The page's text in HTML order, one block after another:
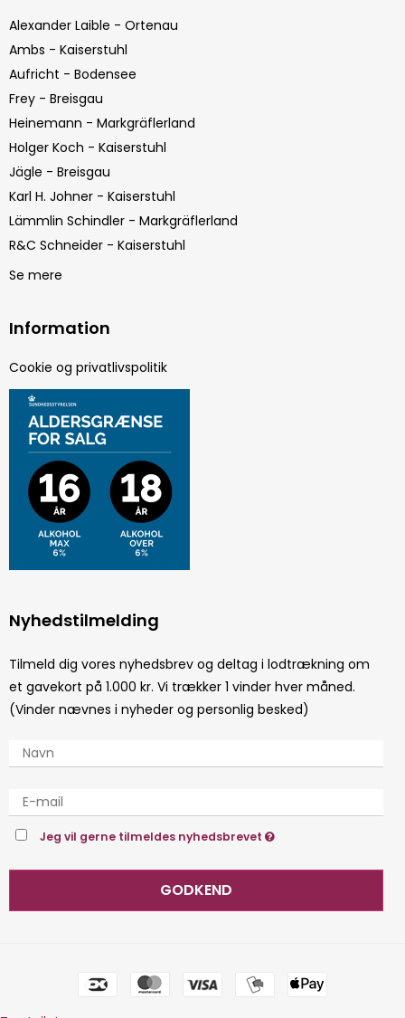
Alexander Laible - Ortenau
Ambs - Kaiserstuhl
Aufricht - Bodensee
Frey - Breisgau
Heinemann - Markgräflerland
Holger Koch - Kaiserstuhl
Jägle - Breisgau
Karl H. Johner - Kaiserstuhl
Lämmlin Schindler - Markgräflerland
R&C Schneider - Kaiserstuhl
Se mere
Information
Cookie og privatlivspolitik
Nyhedstilmelding
Tilmeld dig vores nyhedsbrev og deltag i lodtrækning om
et gavekort på 1.000 kr. Vi trækker 1 vinder hver måned.
(Vinder nævnes i nyheder og personlig besked)
Jeg vil gerne tilmeldes nyhedsbrevet
GODKEND